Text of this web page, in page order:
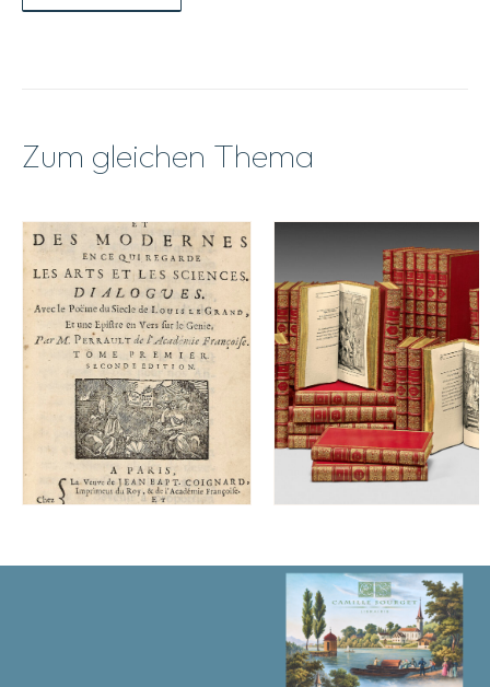
Zum gleichen Thema